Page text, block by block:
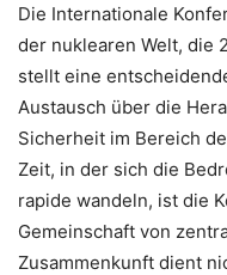
Die Internationale
der nuklearen Welt, die
stellt eine
Austausch über die
Sicherheit im Bereich
Zeit, in der sich die
rapide wandeln, ist die
Gemeinschaft von
Zusammenkunft dient